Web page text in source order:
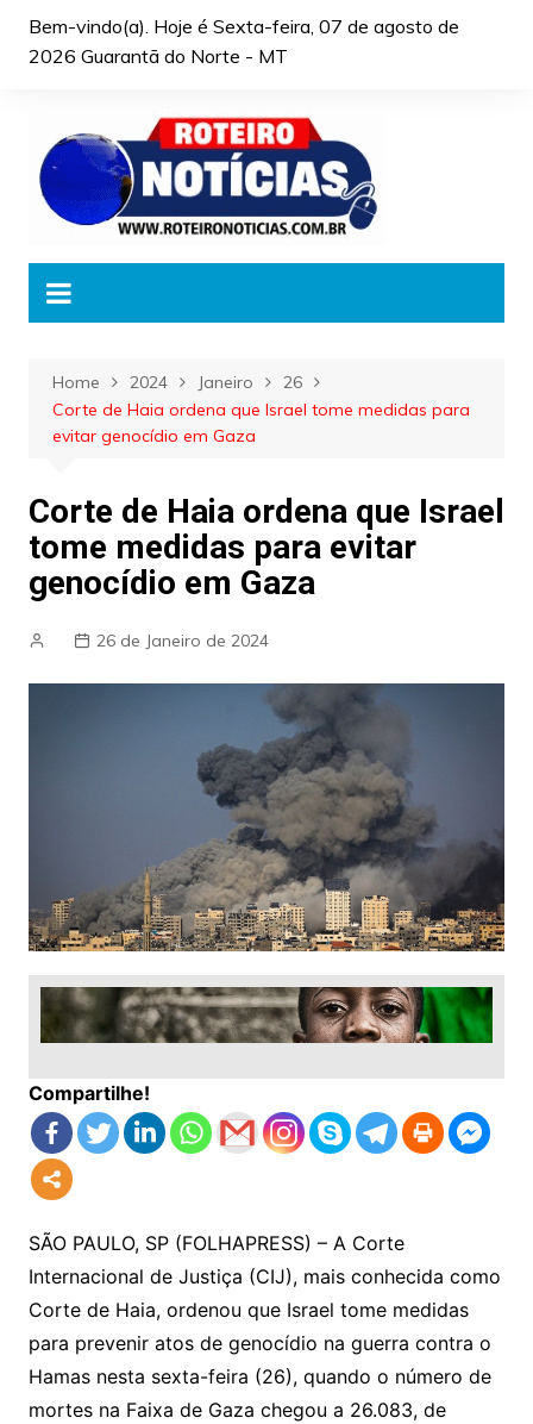
Bem-vindo(a). Hoje é Sexta-feira, 07 de agosto de
2026 Guarantã do Norte - MT
Home 2024 Janeiro
26
Corte de Haia ordena que Israel tome medidas para
evitar genocídio em Gaza
Corte de Haia ordena que Israel
tome medidas para evitar
genocídio em Gaza
26 de Janeiro de 2024
Compartilhe!
SÃO PAULO, SP (FOLHAPRESS) – A Corte
Internacional de Justiça (CIJ), mais conhecida como
Corte de Haia, ordenou que Israel tome medidas
para prevenir atos de genocídio na guerra contra o
Hamas nesta sexta-feira (26), quando o número de
mortes na Faixa de Gaza chegou a 26.083, de